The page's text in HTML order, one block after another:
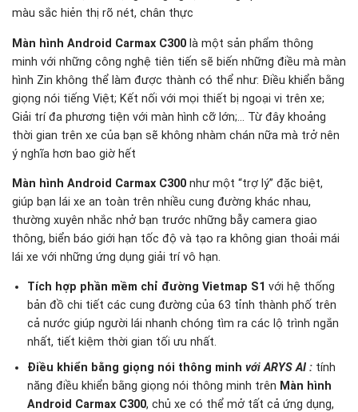
màu sắc hiẻn thị rõ nét, chân thực
Màn hình Android Carmax C300 là một sản phẩm thông
minh với những công nghệ tiên tiến sẽ biến những điều mà màn
hình Zin không thể làm được thành có thể như: Điều khiển bằng
giọng nói tiếng Việt; Kết nối với mọi thiết bị ngoại vi trên xe;
Giải trí đa phương tiện với màn hình cỡ lớn;… Từ đây khoảng
thời gian trên xe của bạn sẽ không nhàm chán nữa mà trở nên
ý nghĩa hơn bao giờ hết
Màn hình Android Carmax C300 như một “trợ lý” đặc biệt,
giúp bạn lái xe an toàn trên nhiều cung đường khác nhau,
thường xuyên nhắc nhở bạn trước những bẫy camera giao
thông, biển báo giới hạn tốc độ và tạo ra không gian thoải mái
lái xe với những ứng dụng giải trí vô hạn.
Tích hợp phần mềm chỉ đường Vietmap S1 với hệ thống
bản đồ chi tiết các cung đường của 63 tỉnh thành phố trên
cả nước giúp người lái nhanh chóng tìm ra các lộ trình ngắn
nhất, tiết kiệm thời gian tối ưu nhất.
Điều khiển bằng giọng nói thông minh với ARYS AI : tính
năng điều khiển bằng giọng nói thông minh trên Màn hình
Android Carmax C300, chủ xe có thể mở tất cả ứng dụng,